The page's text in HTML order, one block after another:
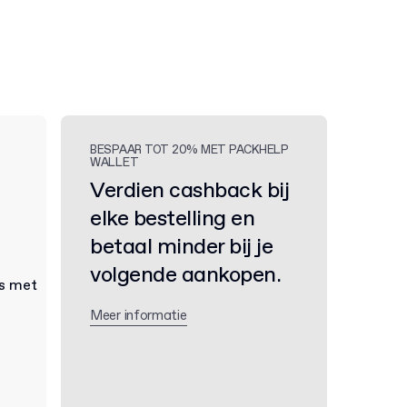
BESPAAR TOT 20% MET PACKHELP
WALLET
Verdien cashback bij
elke bestelling en
betaal minder bij je
volgende aankopen.
Meer informatie